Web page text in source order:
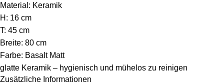
Material: Keramik
H: 16 cm
T: 45 cm
Breite: 80 cm
Farbe: Basalt Matt
glatte Keramik – hygienisch und mühelos zu reinigen
Zusätzliche Informationen